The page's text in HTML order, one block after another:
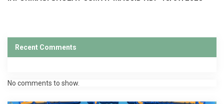
Recent Comments
No comments to show.